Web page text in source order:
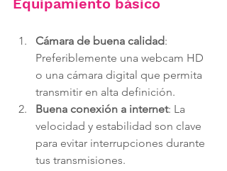
Equipamiento básico
Cámara de buena calidad:
Preferiblemente una webcam HD
o una cámara digital que permita
transmitir en alta definición.
Buena conexión a internet: La
velocidad y estabilidad son clave
para evitar interrupciones durante
tus transmisiones.